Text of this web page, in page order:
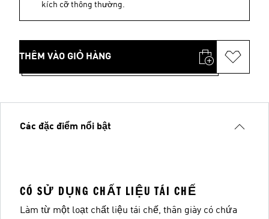
kích cỡ thông thường.
THÊM VÀO GIỎ HÀNG
Các đặc điểm nổi bật
CÓ SỬ DỤNG CHẤT LIỆU TÁI CHẾ
Làm từ một loạt chất liệu tái chế, thân giày có chứa